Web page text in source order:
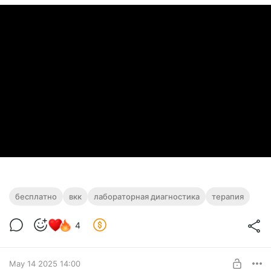
бесплатно вкк лабораторная диагностика терапия
4
May 14 2025 14:00